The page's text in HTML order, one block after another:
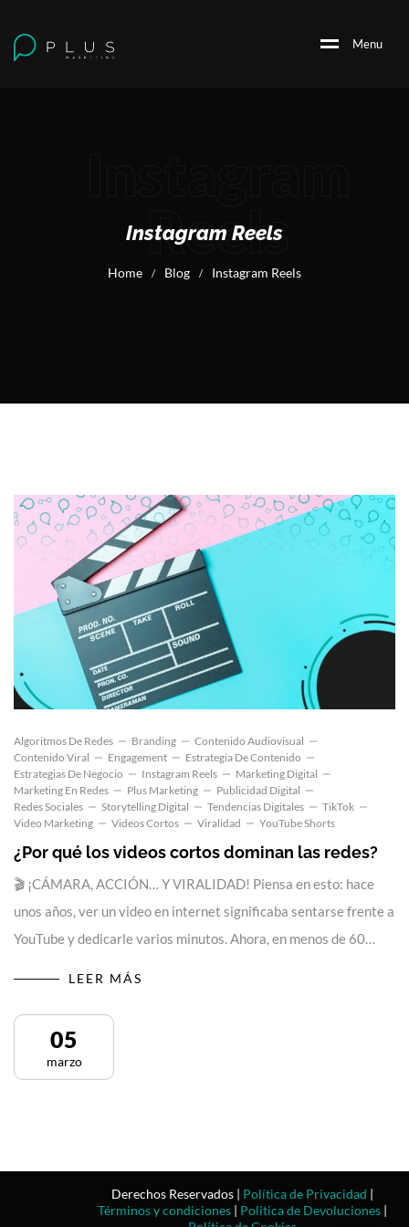
Menu
Reels
Instagram Reels
Home / Blog / Instagram Reels
Algoritmos De Redes Branding
Contenido Audiovisual
Contenido Viral
Engagement
Estrategia De Contenido
Estrategias De Negocio
Instagram Reels
Marketing Digital
Marketing En Redes
Plus Marketing
Publicidad Digital
Redes Sociales
Storytelling Digital Tendencias Digitales
TikTok
Video Marketing
Videos Cortos Viralidad YouTube Shorts
¿Por qué los videos cortos dominan las redes?
🎬 ¡CÁMARA, ACCIÓN… Y VIRALIDAD! Piensa en esto: hace
unos años, ver un video en internet significaba sentarse frente a
YouTube y dedicarle varios minutos. Ahora, en menos de 60…
LEER MÁS
05
marzo
Derechos Reservados | Política de Privacidad |
Términos y condiciones | Política de Devoluciones |